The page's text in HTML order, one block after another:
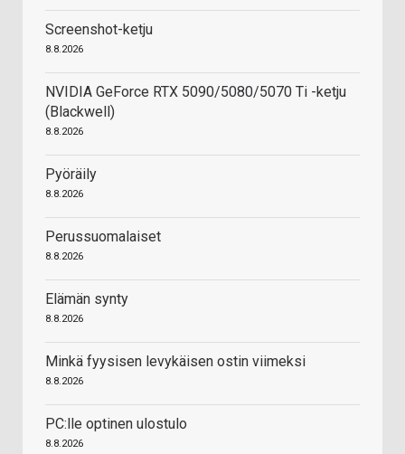
Screenshot-ketju
8.8.2026
NVIDIA GeForce RTX 5090/5080/5070 Ti -ketju
(Blackwell)
8.8.2026
Pyöräily
8.8.2026
Perussuomalaiset
8.8.2026
Elämän synty
8.8.2026
Minkä fyysisen levykäisen ostin viimeksi
8.8.2026
PC:lle optinen ulostulo
8.8.2026